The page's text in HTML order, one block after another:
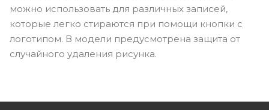
можно использовать для различных записей,
которые легко стираются при помощи кнопки с
логотипом. В модели предусмотрена защита от
случайного удаления рисунка.